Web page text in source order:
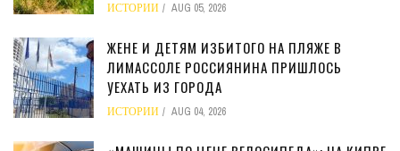
ИСТОРИИ AUG 05, 2026
ЖЕНЕ И ДЕТЯМ ИЗБИТОГО НА ПЛЯЖЕ В
ЛИМАССОЛЕ РОССИЯНИНА ПРИШЛОСЬ
УЕХАТЬ ИЗ ГОРОДА
ИСТОРИИ AUG 04, 2026